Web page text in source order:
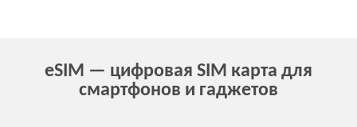
eSIM — цифровая SIM карта для
смартфонов и гаджетов